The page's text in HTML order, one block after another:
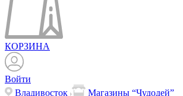
КОРЗИНА
Войти
Владивосток
Магазины “Чудодей”